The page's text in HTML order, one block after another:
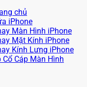
chủ
iPhone
Màn Hình iPhone
Mặt Kính iPhone
Kính Lưng iPhone
Cổ Cáp Màn Hình